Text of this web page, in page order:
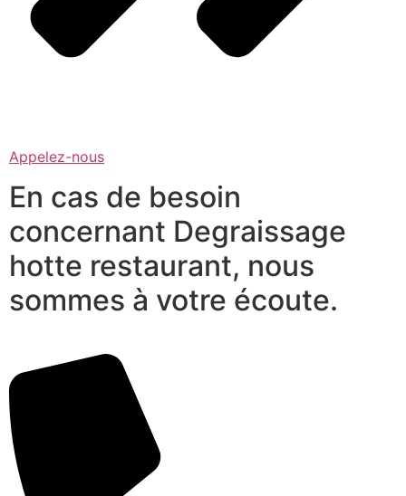
Appelez-nous
En cas de besoin
concernant Degraissage
hotte restaurant, nous
sommes à votre écoute.